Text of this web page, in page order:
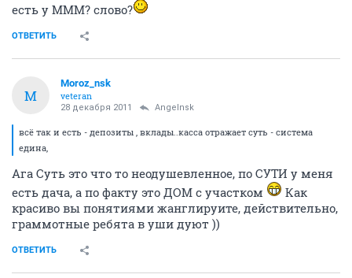
есть у МММ? слово?
ОТВЕТИТЬ
M
Moroz_nsk
veteran
28 декабря 2011 Angelnsk
всё так и есть - депозиты , вклады..касса отражает суть - система
едина,
Ага Суть это что то неодушевленное, по СУТИ у меня
есть дача, а по факту это ДОМ с участком
Как
красиво вы понятиями жанглируите, действительно,
граммотные ребята в уши дуют ))
ОТВЕТИТЬ